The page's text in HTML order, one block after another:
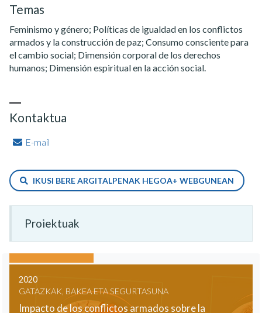
Temas
Feminismo y género; Políticas de igualdad en los conflictos
armados y la construcción de paz; Consumo consciente para
el cambio social; Dimensión corporal de los derechos
humanos; Dimensión espiritual en la acción social.
Kontaktua
E-mail
IKUSI BERE ARGITALPENAK HEGOA+ WEBGUNEAN
Proiektuak
2020
GATAZKAK, BAKEA ETA SEGURTASUNA
Impacto de los conflictos armados sobre la